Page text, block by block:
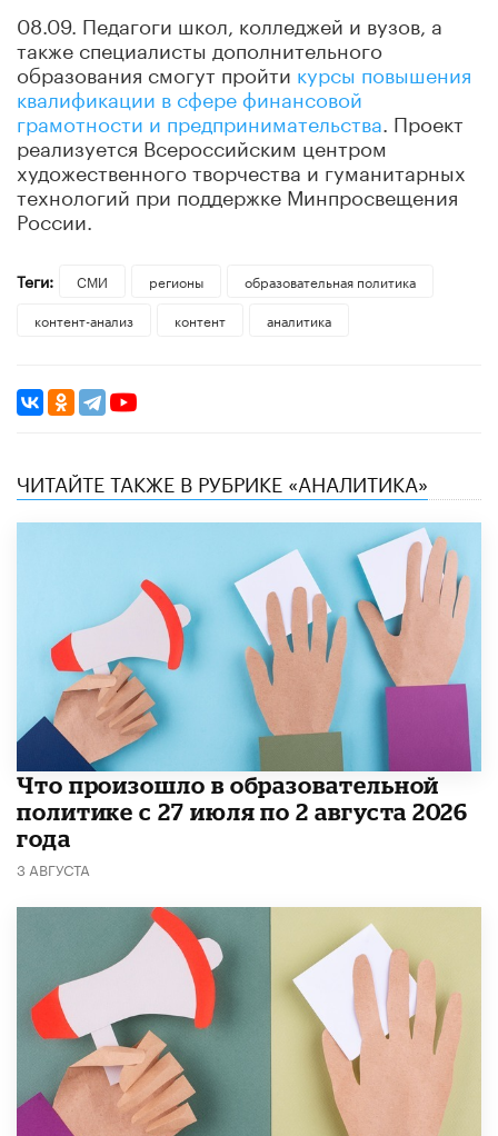
08.09. Педагоги школ, колледжей и вузов, а
также специалисты дополнительного
образования смогут пройти курсы повышения
квалификации в сфере финансовой
грамотности и предпринимательства . Проект
реализуется Всероссийским центром
художественного творчества и гуманитарных
технологий при поддержке Минпросвещения
России.
Теги: СМИ регионы
образовательная политика
контент-анализ
контент аналитика
ЧИТАЙТЕ ТАКЖЕ В РУБРИКЕ «АНАЛИТИКА»
​Что произошло в образовательной
политике с 27 июля по 2 августа 2026
года
3 АВГУСТА